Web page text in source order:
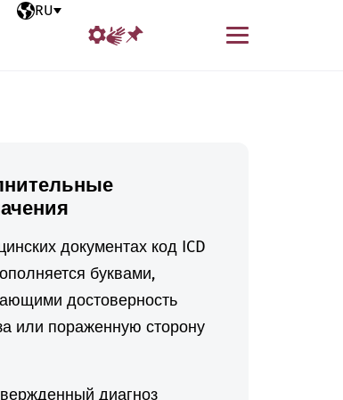
Выбранный язык
RU
Меню
документах код ICD
буквами,
достоверность
или пораженную сторону
диагноз